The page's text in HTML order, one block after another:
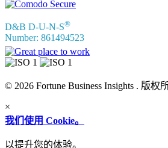
D&B D-U-N-S®
Number: 861494523
© 2026 Fortune Business Insights . 版权
×
我们使用 Cookie。
以提升您的体验。